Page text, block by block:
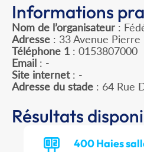
Informations
Nom de l’organisateur :
Adresse : 33 Avenue
Téléphone 1 : 0153807000
Email : -
Site internet: -
Adresse du stade : 64 Rue
Résultats
400 Haies